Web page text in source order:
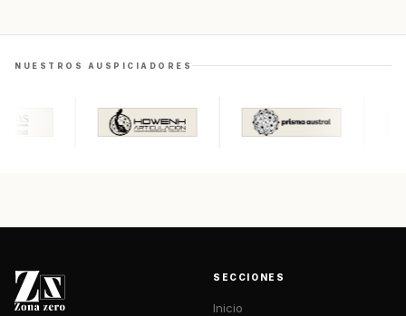
NUESTROS AUSPICIADORES
SECCIONES
Inicio